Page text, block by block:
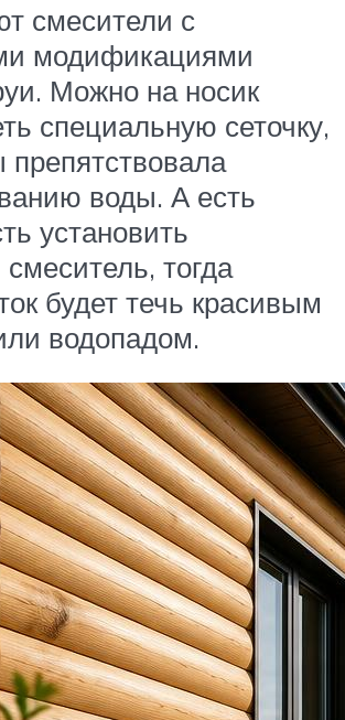
смесители с
модификациями
Можно на носик
специальную сеточку,
препятствовала
воды. А есть
установить
тогда
будет течь красивым
водопадом.